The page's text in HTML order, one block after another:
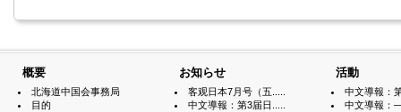
概要
北海道中国会事務局
目的
お知らせ
客观日本7月号（五.....
中文導報：第3届日.....
活動
中文導報：
中文導報：